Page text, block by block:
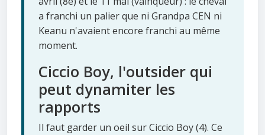
a franchi un palier que ni Grandpa CEN ni
Keanu n'avaient encore franchi au même
moment.
Ciccio Boy, l'outsider qui
peut dynamiter les
rapports
Il faut garder un oeil sur Ciccio Boy (4). Ce